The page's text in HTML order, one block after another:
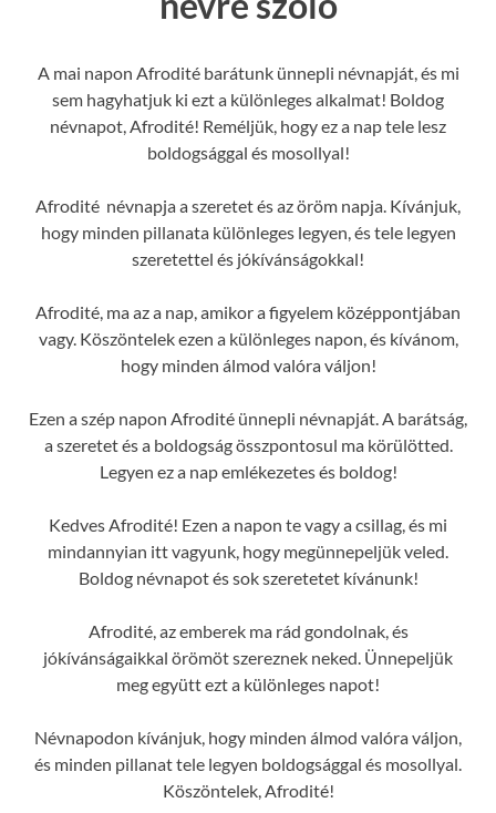
A mai napon Afrodité barátunk ünnepli névnapját, és mi
sem hagyhatjuk ki ezt a különleges alkalmat! Boldog
névnapot, Afrodité! Reméljük, hogy ez a nap tele lesz
boldogsággal és mosollyal!
Afrodité névnapja a szeretet és az öröm napja. Kívánjuk,
hogy minden pillanata különleges legyen, és tele legyen
szeretettel és jókívánságokkal!
Afrodité, ma az a nap, amikor a figyelem középpontjában
vagy. Köszöntelek ezen a különleges napon, és kívánom,
hogy minden álmod valóra váljon!
Ezen a szép napon Afrodité ünnepli névnapját. A barátság,
a szeretet és a boldogság összpontosul ma körülötted.
Legyen ez a nap emlékezetes és boldog!
Kedves Afrodité! Ezen a napon te vagy a csillag, és mi
mindannyian itt vagyunk, hogy megünnepeljük veled.
Boldog névnapot és sok szeretetet kívánunk!
Afrodité, az emberek ma rád gondolnak, és
jókívánságaikkal örömöt szereznek neked. Ünnepeljük
meg együtt ezt a különleges napot!
Névnapodon kívánjuk, hogy minden álmod valóra váljon,
és minden pillanat tele legyen boldogsággal és mosollyal.
Köszöntelek, Afrodité!